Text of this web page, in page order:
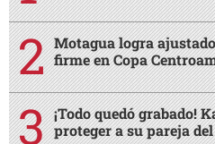
Motagua logra
firme en Copa
¡Todo quedó grabado!
proteger a su pareja